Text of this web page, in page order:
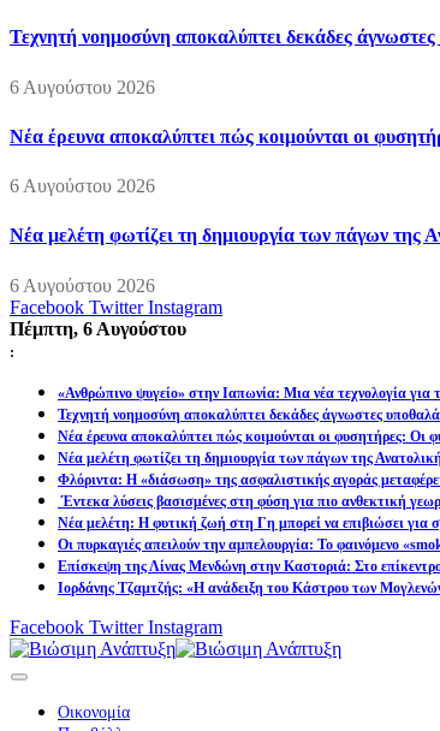
Τεχνητή νοημοσύνη αποκαλύπτει δεκάδες
6 Αυγούστου 2026
Νέα έρευνα αποκαλύπτει πώς κοιμούνται οι
6 Αυγούστου 2026
Νέα μελέτη φωτίζει τη δημιουργία των πάγων της
6 Αυγούστου 2026
Facebook Twitter Instagram
Πέμπτη, 6 Αυγούστου
:
«Ανθρώπινο ψυγείο» στην Ιαπωνία: Μια νέα τεχνολογία
Τεχνητή νοημοσύνη αποκαλύπτει δεκάδες άγνωστες
Νέα έρευνα αποκαλύπτει πώς κοιμούνται οι φυσητήρες: Οι
Νέα μελέτη φωτίζει τη δημιουργία των πάγων της
Φλόριντα: Η «διάσωση» της ασφαλιστικής αγοράς
Έντεκα λύσεις βασισμένες στη φύση για πιο ανθεκτική
Νέα μελέτη: Η φυτική ζωή στη Γη μπορεί να επιβιώσει για
Οι πυρκαγιές απειλούν την αμπελουργία: Το φαινόμενο
Επίσκεψη της Λίνας Μενδώνη στην Καστοριά: Στο
Ιορδάνης Τζαμτζής: «Η ανάδειξη του Κάστρου των
Facebook Twitter Instagram
Οικονομία